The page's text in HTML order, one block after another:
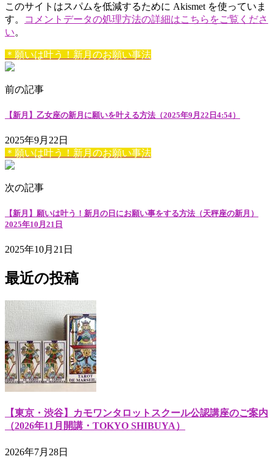
このサイトはスパムを低減するために Akismet を使っていま
す。
コメントデータの処理方法の詳細はこちらをご覧くださ
い。
＊願いは叶う！新月のお願い事法
前の記事
【新月】乙女座の新月に願いを叶える方法（2025年9月22日4:54）
2025年9月22日
＊願いは叶う！新月のお願い事法
次の記事
【新月】願いは叶う！新月の日にお願い事をする方法（天秤座の新月）
2025年10月21日
2025年10月21日
最近の投稿
【東京・渋谷】カモワンタロットスクール公認講座のご案内
（2026年11月開講・TOKYO SHIBUYA）
2026年7月28日